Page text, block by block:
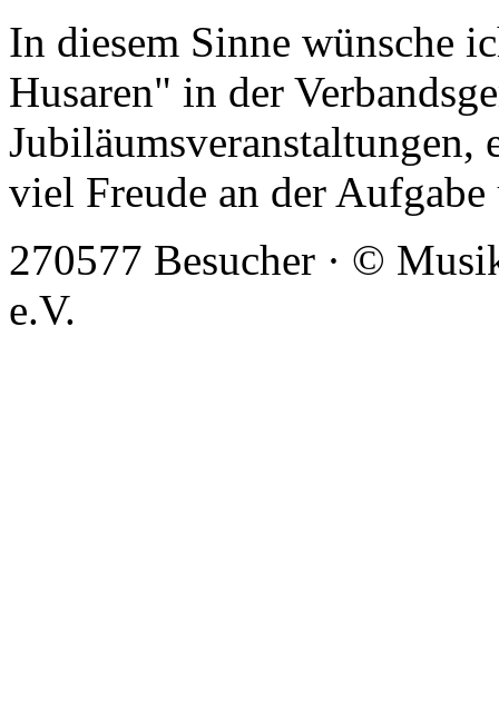
In diesem Sinne wünsche
Husaren" in der
viel Freude an der
270577 Besucher · ©
e.V.